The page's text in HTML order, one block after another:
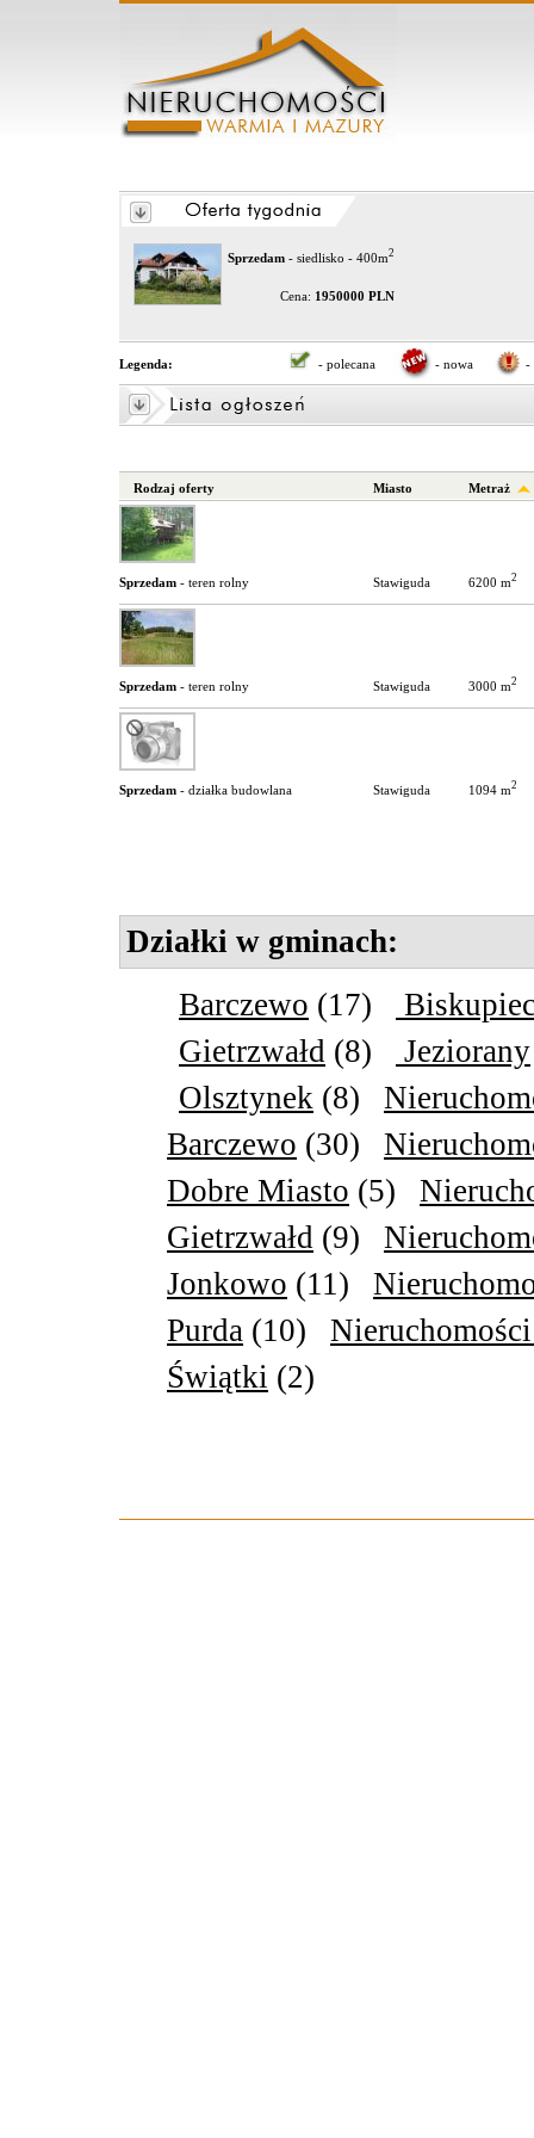
Sprzedam - siedlisko - 400m2
Cena: 1950000 PLN
Legenda: - polecana - nowa -
Rodzaj oferty Miasto Metraż
Stawiguda 6200 m2
Sprzedam - teren rolny
Stawiguda 3000 m2
Sprzedam - teren rolny
Stawiguda 1094 m2
Sprzedam - działka budowlana
Działki w gminach:
Barczewo (17)
Gietrzwałd (8) Jeziorany
Olsztynek (8)
Barczewo (30)
Dobre Miasto (5)
Gietrzwałd (9)
Jonkowo (11)
Purda (10)
Świątki (2)